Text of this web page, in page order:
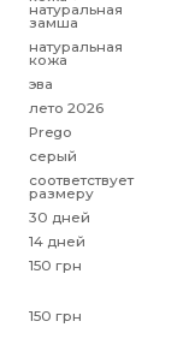
натуральная
замша
натуральная
кожа
эва
лето 2026
Prego
серый
соответствует
размеру
30 дней
14 дней
150 грн
150 грн